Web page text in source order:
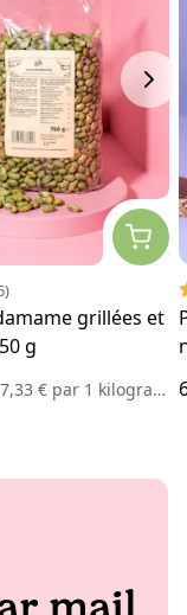
grillées et
g
€ par1 kilogramme